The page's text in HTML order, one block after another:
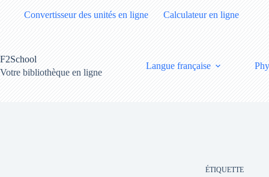
Convertisseur des unités en ligne Calculateur en ligne
F2School
Votre bibliothèque en ligne
Langue française
ÉTIQUETTE